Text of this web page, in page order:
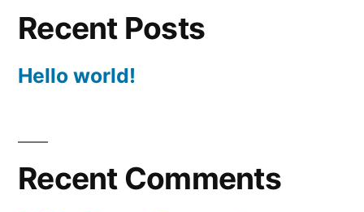
Recent Posts
Hello world!
Recent Comments